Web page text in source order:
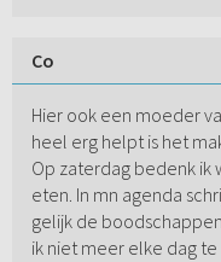
Co
Hier ook een moeder
heel erg helpt is het
Op zaterdag bedenk ik
eten. In mn agenda
gelijk de
ik niet meer elke dag